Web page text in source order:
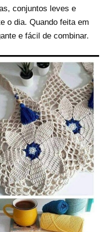
conjuntos leves e
o dia. Quando feita em
e fácil de combinar.